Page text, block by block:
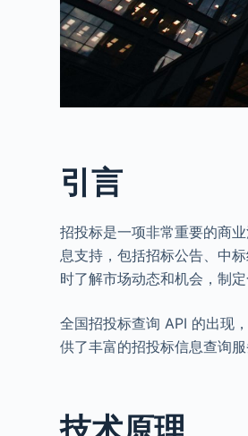
引言
招投标是一项非常重要的商
息支持，包括招标公告、中
时了解市场动态和机会，制
全国招投标查询 API 的出现
供了丰富的招投标信息查询